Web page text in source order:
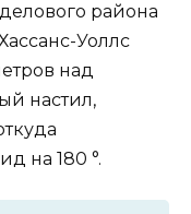
района
Уоллс
над
настил,
на 180 °.